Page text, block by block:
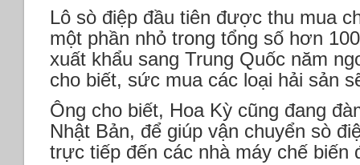
Lô sò điệp đầu tiên được thu mua
một phần nhỏ trong tổng số hơn
xuất khẩu sang Trung Quốc năm
cho biết, sức mua các loại hải sản
Ông cho biết, Hoa Kỳ cũng đang
Nhật Bản, để giúp vận chuyển sò
trực tiếp đến các nhà máy chế biến